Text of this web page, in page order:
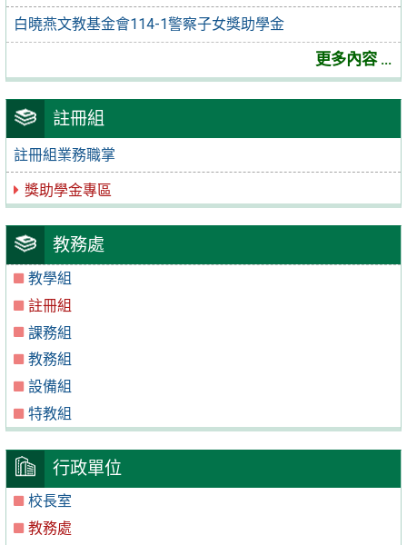
白曉燕文教基金會114-1警察子女獎助學金
更多內容 ...
註冊組
註冊組業務職掌
獎助學金專區
教務處
教學組
註冊組
課務組
教務組
設備組
特教組
行政單位
校長室
教務處